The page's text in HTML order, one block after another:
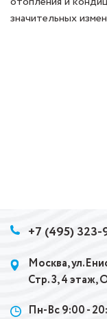
значительных
+7 (495)
Москва,
Стр. 3, 4 этаж,
Пн-Вс 9:00 -